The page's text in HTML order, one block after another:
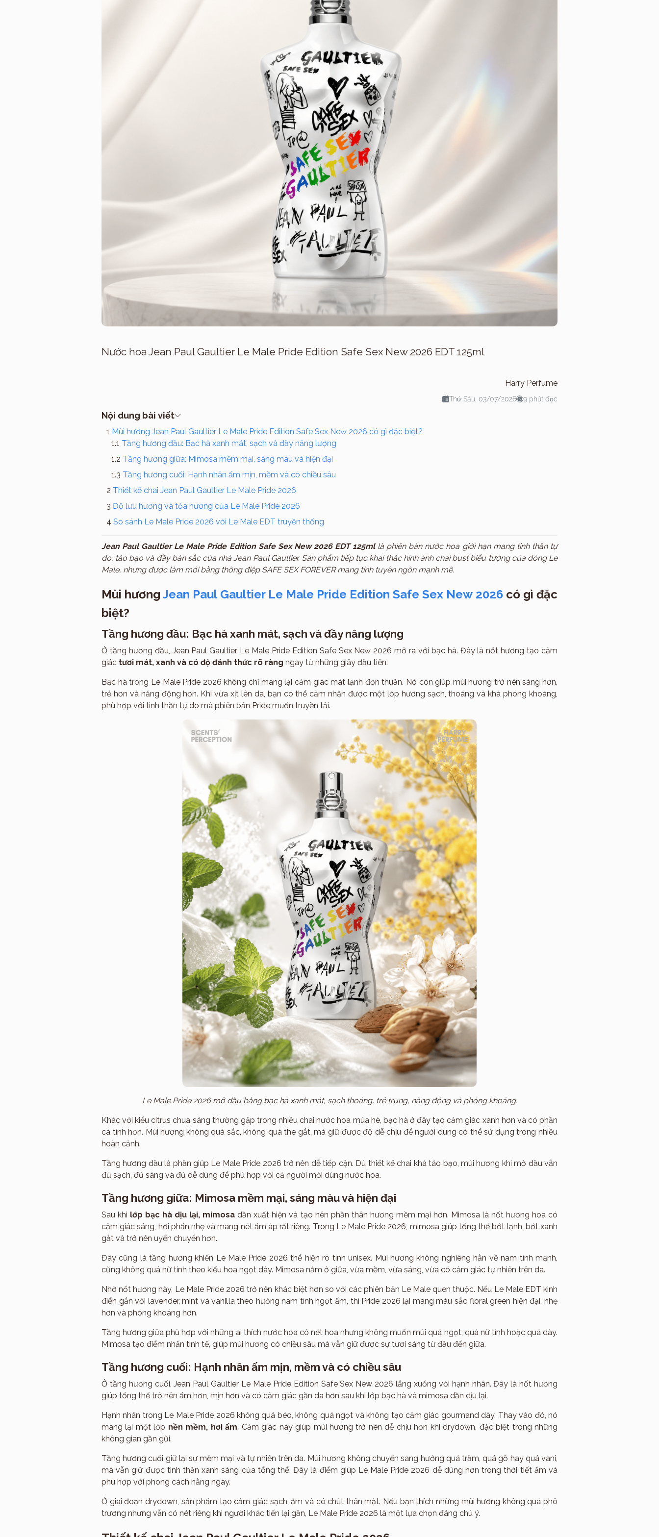
Giới thiệu
Thương hiệu
Sản phẩm
Xuất xứ
Hương
Nước hoa Jean Paul Gaultier Le Male Pride Edition Safe Sex New 2026 EDT 125ml
Harry Perfume
Thứ Sáu, 03/07/2026 9 phút đọc
Nội dung bài viết
Mùi hương Jean Paul Gaultier Le Male Pride Edition Safe Sex New 2026 có gì đặc biệt?
Tầng hương đầu: Bạc hà xanh mát, sạch và đầy năng lượng
Tầng hương giữa: Mimosa mềm mại, sáng màu và hiện đại
Tầng hương cuối: Hạnh nhân ấm mịn, mềm và có chiều sâu
Thiết kế chai Jean Paul Gaultier Le Male Pride 2026
Độ lưu hương và tỏa hương của Le Male Pride 2026
So sánh Le Male Pride 2026 với Le Male EDT truyền thống
Jean Paul Gaultier Le Male Pride Edition Safe Sex New 2026 EDT 125mllà phiên bản nước hoa giới hạn mang tinh thần tự
do, táo bạo và đầy bản sắc của nhà Jean Paul Gaultier. Sản phẩm tiếp tục khai thác hình ảnh chai bust biểu tượng của dòng Le
Male, nhưng được làm mới bằng thông điệp SAFE SEX FOREVER mang tính tuyên ngôn mạnh mẽ.
Mùi hươngJean Paul Gaultier Le Male Pride Edition Safe Sex New 2026có gì đặc
biệt?
Tầng hương đầu: Bạc hà xanh mát, sạch và đầy năng lượng
Ở tầng hương đầu, Jean Paul Gaultier Le Male Pride Edition Safe Sex New 2026 mở ra với bạc hà. Đây là nốt hương tạo cảm
giác tươi mát, xanh và có độ đánh thức rõ ràng ngay từ những giây đầu tiên.
Bạc hà trong Le Male Pride 2026 không chỉ mang lại cảm giác mát lạnh đơn thuần. Nó còn giúp mùi hương trở nên sáng hơn,
trẻ hơn và năng động hơn. Khi vừa xịt lên da, bạn có thể cảm nhận được một lớp hương sạch, thoáng và khá phóng khoáng,
phù hợp với tinh thần tự do mà phiên bản Pride muốn truyền tải.
Le Male Pride 2026 mở đầu bằng bạc hà xanh mát, sạch thoáng, trẻ trung, năng động và phóng khoáng.
Khác với kiểu citrus chua sáng thường gặp trong nhiều chai nước hoa mùa hè, bạc hà ở đây tạo cảm giác xanh hơn và có phần
cá tính hơn. Mùi hương không quá sắc, không quá the gắt, mà giữ được độ dễ chịu để người dùng có thể sử dụng trong nhiều
hoàn cảnh.
Tầng hương đầu là phần giúp Le Male Pride 2026 trở nên dễ tiếp cận. Dù thiết kế chai khá táo bạo, mùi hương khi mở đầu vẫn
đủ sạch, đủ sáng và đủ dễ dùng để phù hợp với cả người mới dùng nước hoa.
Tầng hương giữa: Mimosa mềm mại, sáng màu và hiện đại
Sau khi lớp bạc hà dịu lại, mimosadần xuất hiện và tạo nên phần thân hương mềm mại hơn. Mimosa là nốt hương hoa có
cảm giác sáng, hơi phấn nhẹ và mang nét ấm áp rất riêng. Trong Le Male Pride 2026, mimosa giúp tổng thể bớt lạnh, bớt xanh
gắt và trở nên uyển chuyển hơn.
Đây cũng là tầng hương khiến Le Male Pride 2026 thể hiện rõ tính unisex. Mùi hương không nghiêng hẳn về nam tính mạnh,
cũng không quá nữ tính theo kiểu hoa ngọt dày. Mimosa nằm ở giữa, vừa mềm, vừa sáng, vừa có cảm giác tự nhiên trên da.
Nhờ nốt hương này, Le Male Pride 2026 trở nên khác biệt hơn so với các phiên bản Le Male quen thuộc. Nếu Le Male EDT kinh
điển gắn với lavender, mint và vanilla theo hướng nam tính ngọt ấm, thì Pride 2026 lại mang màu sắc floral green hiện đại, nhẹ
hơn và phóng khoáng hơn.
Tầng hương giữa phù hợp với những ai thích nước hoa có nét hoa nhưng không muốn mùi quá ngọt, quá nữ tính hoặc quá dày.
Mimosa tạo điểm nhấn tinh tế, giúp mùi hương có chiều sâu mà vẫn giữ được sự tươi sáng từ đầu đến giữa.
Tầng hương cuối: Hạnh nhân ấm mịn, mềm và có chiều sâu
Ở tầng hương cuối, Jean Paul Gaultier Le Male Pride Edition Safe Sex New 2026 lắng xuống với hạnh nhân. Đây là nốt hương
giúp tổng thể trở nên ấm hơn, mịn hơn và có cảm giác gần da hơn sau khi lớp bạc hà và mimosa dần dịu lại.
Hạnh nhân trong Le Male Pride 2026 không quá béo, không quá ngọt và không tạo cảm giác gourmand dày. Thay vào đó, nó
mang lại một lớp nền mềm, hơi ấm. Cảm giác này giúp mùi hương trở nên dễ chịu hơn khi drydown, đặc biệt trong những
không gian gần gũi.
Tầng hương cuối giữ lại sự mềm mại và tự nhiên trên da. Mùi hương không chuyển sang hướng quá trầm, quá gỗ hay quá vani,
mà vẫn giữ được tinh thần xanh sáng của tổng thể. Đây là điểm giúp Le Male Pride 2026 dễ dùng hơn trong thời tiết ấm và
phù hợp với phong cách hằng ngày.
Ở giai đoạn drydown, sản phẩm tạo cảm giác sạch, ấm và có chút thân mật. Nếu bạn thích những mùi hương không quá phô
trương nhưng vẫn có nét riêng khi người khác tiến lại gần, Le Male Pride 2026 là một lựa chọn đáng chú ý.